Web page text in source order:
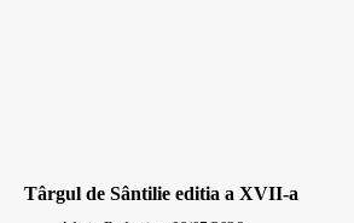
Târgul de Sântilie editia a XVII-a